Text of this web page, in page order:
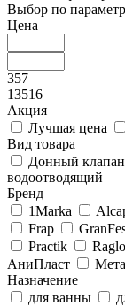
Выбор по
Цена
357
13516
Акция
Лучшая цена
Вид товара
Донный клапан
водоотводящий
Бренд
1Marka
Frap
Practik
Raglo
АниПласт
Назначение
для ванны